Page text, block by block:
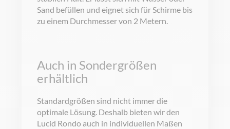
Sand befüllen und eignet sich für Schirme bis
zu einem Durchmesser von 2 Metern.
Auch in Sondergrößen
erhältlich
Standardgrößen sind nicht immer die
optimale Lösung. Deshalb bieten wir den
Lucid Rondo auch in individuellen Maßen